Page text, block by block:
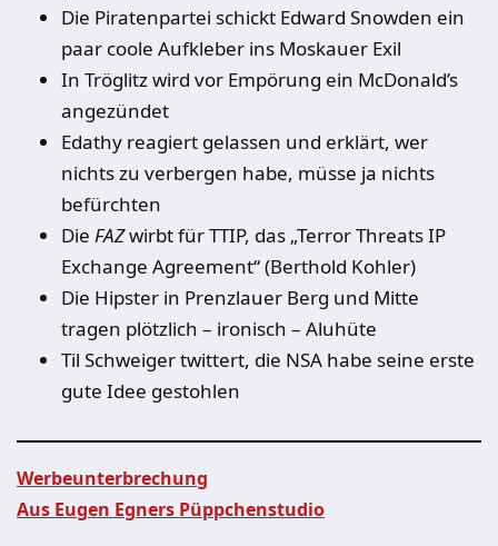
Die Piratenpartei schickt Edward Snowden ein
paar coole Aufkleber ins Moskauer Exil
In Tröglitz wird vor Empörung ein McDonald’s
angezündet
Edathy reagiert gelassen und erklärt, wer
nichts zu verbergen habe, müsse ja nichts
befürchten
Die FAZwirbt für TTIP, das „Terror Threats IP
Exchange Agreement“ (Berthold Kohler)
Die Hipster in Prenzlauer Berg und Mitte
tragen plötzlich – ironisch – Aluhüte
Til Schweiger twittert, die NSA habe seine erste
gute Idee gestohlen
Werbeunterbrechung
Aus Eugen Egners Püppchenstudio